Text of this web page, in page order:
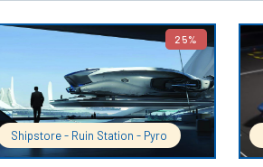
25%
Shipstore - Ruin Station - Pyro
IN DEN WARENKORB